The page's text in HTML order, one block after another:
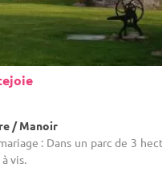
/ Manoir
: Dans un parc de 3
vis.